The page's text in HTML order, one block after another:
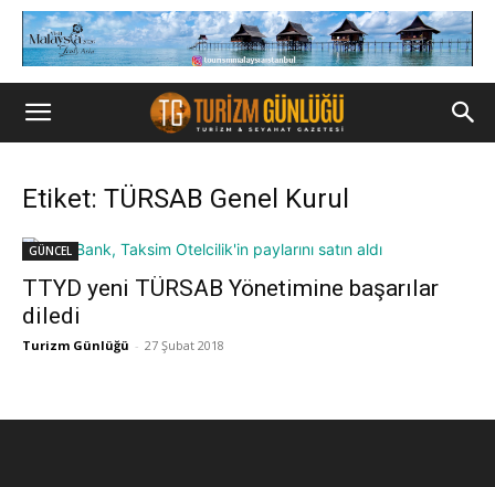
Etiket: TÜRSAB Genel Kurul
GÜNCEL
TTYD yeni TÜRSAB Yönetimine başarılar
diledi
Turizm Günlüğü - 27 Şubat 2018